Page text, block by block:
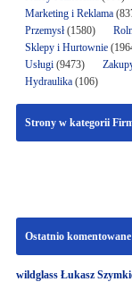
Marketing i Reklama
Przemysł(1580)
Sklepy i Hurtownie
Usługi(9473)
Hydraulika(106)
Strony w kategorii
Ostatnio
wildglass Łukasz